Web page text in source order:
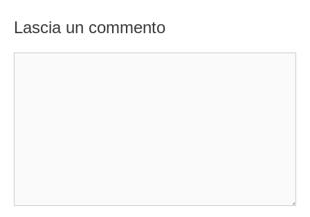
Lascia un commento